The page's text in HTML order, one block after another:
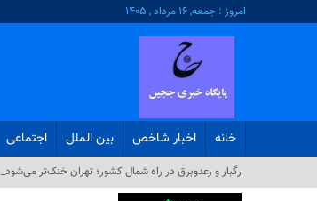
امروز : جمعه, ۱۶ مرداد , ۱۴۰۵
خانه اخبار شاخص بین الملل اجتماعی
رگبار و رعدوبرق در راه شمال کشور؛ تهران خنک‌تر می‌شود_